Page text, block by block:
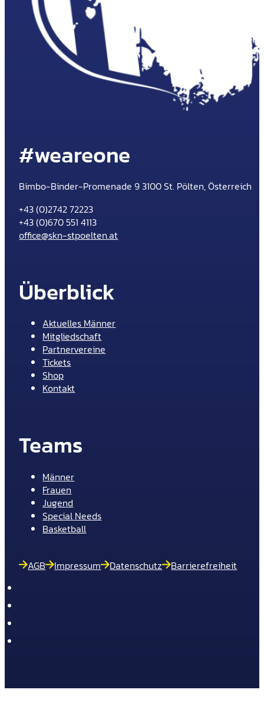
#weareone
Bimbo-Binder-Promenade 9 3100 St. Pölten, Österreich
+43 (0)2742 72223
+43 (0)670 551 4113
office@skn-stpoelten.at
Überblick
Aktuelles Männer
Mitgliedschaft
Partnervereine
Tickets
Shop
Kontakt
Teams
Männer
Frauen
Jugend
Special Needs
Basketball
AGB Impressum Datenschutz Barrierefreiheit